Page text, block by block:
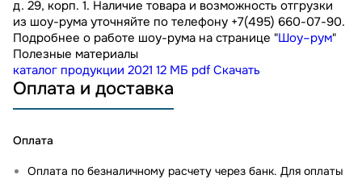
д. 29, корп. 1. Наличие товара и возможность отгрузки
из шоу-рума уточняйте по телефону +7(495) 660-07-90.
Подробнее о работе шоу-рума на странице "Шоу–рум"
Полезные материалы
каталог продукции 2021 12 МБ pdf Скачать
Оплата и доставка
Оплата
Оплата по безналичному расчету через банк. Для оплаты